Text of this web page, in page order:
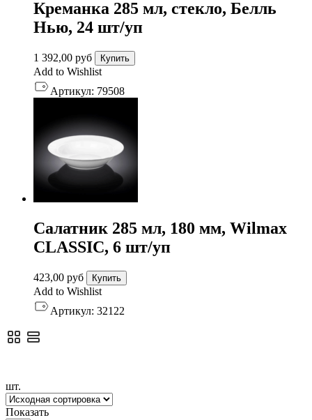
Креманка 285 мл, стекло, Белль
Нью, 24 шт/уп
1 392,00 руб Купить
Add to Wishlist
Артикул: 79508
Салатник 285 мл, 180 мм, Wilmax
CLASSIC, 6 шт/уп
423,00 руб Купить
Add to Wishlist
Артикул: 32122
шт.
Показать